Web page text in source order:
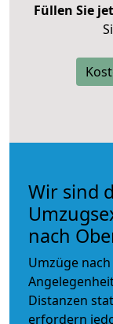
Füllen Sie
Wir sind
nach
Umzüge
Distanzen
erfordern